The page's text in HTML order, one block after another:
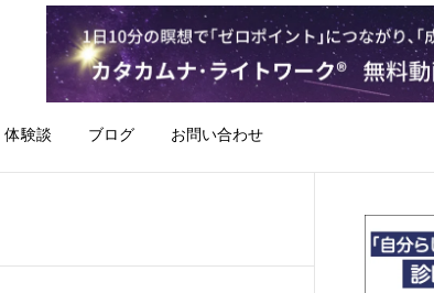
体験談 ブログ お問い合わせ